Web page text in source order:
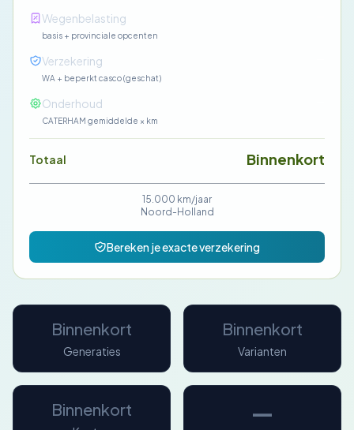
Wegenbelasting
basis + provinciale opcenten
Verzekering
WA + beperkt casco (geschat)
Onderhoud
CATERHAM gemiddelde × km
Totaal Binnenkort
15.000 km/jaar
Noord-Holland
Bereken je exacte verzekering
Binnenkort
Generaties
Binnenkort
Varianten
Binnenkort —